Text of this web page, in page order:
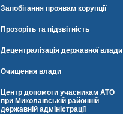
Запобігання проявам корупції
Прозоріть та підзвітність
Децентралізація державної влади
Очищення влади
Центр допомоги учасникам АТО
при Миколаївській районній
державній адміністрації